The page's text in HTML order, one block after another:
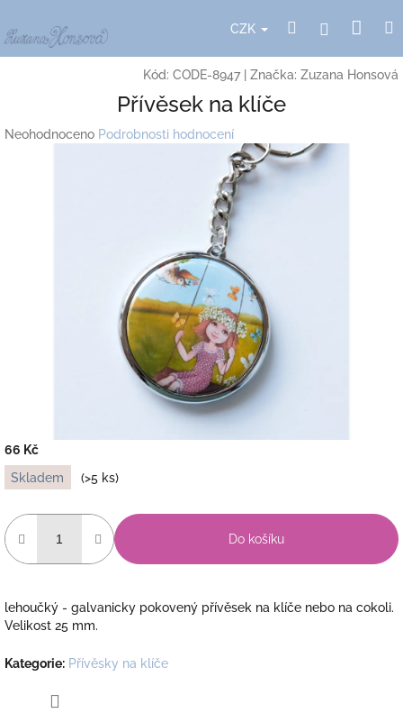
na
obsah
CZK HledatPřihlášení
Kód: CODE-8947 Značka: Zuzana Honsová
Přívěsek na klíče
Průměrné
Neohodnoceno Podrobnosti hodnocení
66 Kč
Měrná
cena:
Skladem (>5 ks)
Do košíku
lehoučký - galvanicky pokovený přívěsek na klíče nebo na cokoli.
Velikost 25 mm.
Kategorie: Přívěsky na klíče